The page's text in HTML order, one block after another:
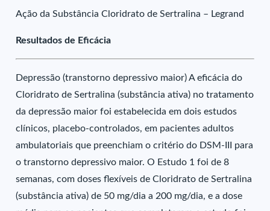
Ação da Substância Cloridrato de Sertralina – Legrand
Resultados de Eficácia
Depressão (transtorno depressivo maior) A eficácia do
Cloridrato de Sertralina (substância ativa) no tratamento
da depressão maior foi estabelecida em dois estudos
clínicos, placebo-controlados, em pacientes adultos
ambulatoriais que preenchiam o critério do DSM-III para
o transtorno depressivo maior. O Estudo 1 foi de 8
semanas, com doses flexíveis de Cloridrato de Sertralina
(substância ativa) de 50 mg/dia a 200 mg/dia, e a dose